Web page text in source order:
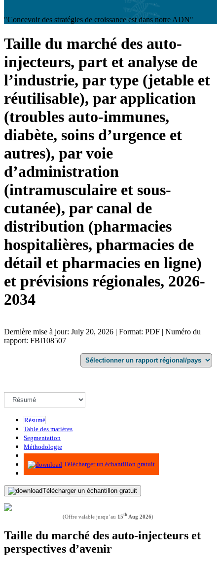
"Concevoir des stratégies de croissance est dans notre ADN"
Taille du marché des auto-
injecteurs, part et analyse de
l’industrie, par type (jetable et
réutilisable), par application
(troubles auto-immunes,
diabète, soins d’urgence et
autres), par voie
d’administration
(intramusculaire et sous-
cutanée), par canal de
distribution (pharmacies
hospitalières, pharmacies de
détail et pharmacies en ligne)
et prévisions régionales, 2026-
2034
Dernière mise à jour: July 20, 2026 | Format: PDF | Numéro du
rapport: FBI108507
Résumé
Table des matières
Segmentation
Méthodologie
Infographie
Télécharger un échantillon gratuit
Télécharger un échantillon gratuit
(Offre valable jusqu’au 15th Aug 2026)
Taille du marché des auto-injecteurs et
perspectives d’avenir